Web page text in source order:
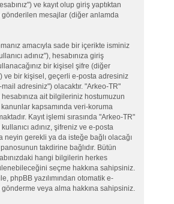
ve kayıt olup giriş yaptıktan
gönderilen mesajlar (diğer anlamda
amacıyla sade bir içerikte isminiz
adınız"), hesabınıza giriş
bir kişisel şifre (diğer
ve bir kişisel, geçerli e-posta adresiniz
adresiniz") olacaktır. "Arkeo-TR"
ait bilgileriniz hostumuzun
kanunlar kapsamında veri-koruma
Kayıt işlemi sırasında "Arkeo-TR"
adınız, şifreniz ve e-posta
neyin gerekli ya da isteğe bağlı olacağı
takdirine bağlıdır. Bütün
hangi bilgilerin herkes
seçme hakkına sahipsiniz.
phpBB yazılımından otomatik e-
veya alma hakkına sahipsiniz.